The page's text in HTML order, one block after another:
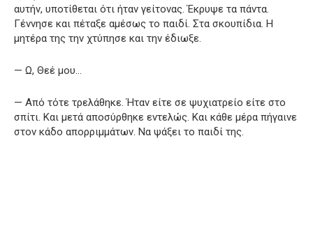
αυτήν, υποτίθεται ότι ήταν γείτονας. Έκρυψε τα πάντα.
Γέννησε και πέταξε αμέσως το παιδί. Στα σκουπίδια. Η
μητέρα της την χτύπησε και την έδιωξε.
— Ω, Θεέ μου…
— Από τότε τρελάθηκε. Ήταν είτε σε ψυχιατρείο είτε στο
σπίτι. Και μετά αποσύρθηκε εντελώς. Και κάθε μέρα πήγαινε
στον κάδο απορριμμάτων. Να ψάξει το παιδί της.